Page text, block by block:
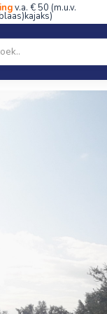
v.a. € 50 (m.u.v.
Kleding